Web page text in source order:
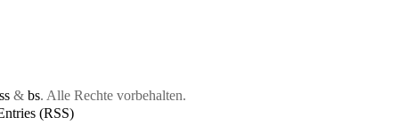
& bs. Alle Rechte vorbehalten.